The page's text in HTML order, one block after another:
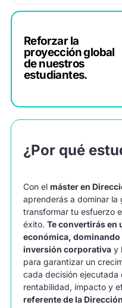
Reforzar la
proyección global
de nuestros
estudiantes.
¿Por qué
Con el máster en
aprenderás a dominar
transformar tu esfuerzo
éxito. Te convertirás en
económica,
inversión corporativa y
para garantizar un
cada decisión ejecutada
rentabilidad, impacto y
referente de la